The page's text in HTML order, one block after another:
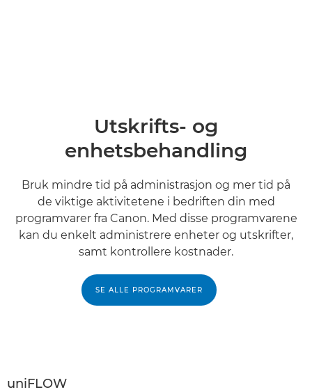
Utskrifts- og
enhetsbehandling
Bruk mindre tid på administrasjon og mer tid på
de viktige aktivitetene i bedriften din med
programvarer fra Canon. Med disse programvarene
kan du enkelt administrere enheter og utskrifter,
samt kontrollere kostnader.
SE ALLE PROGRAMVARER
uniFLOW